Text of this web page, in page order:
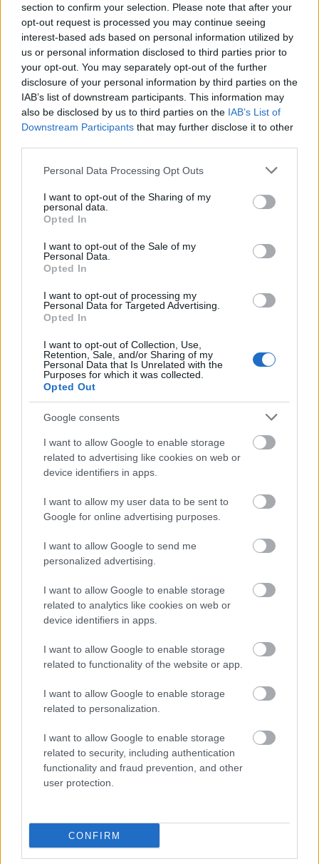
section to confirm your selection. Please note that after your
opt-out request is processed you may continue seeing
interest-based ads based on personal information utilized by
us or personal information disclosed to third parties prior to
your opt-out. You may separately opt-out of the further
disclosure of your personal information by third parties on the
IAB’s list of downstream participants. This information may
also be disclosed by us to third parties on the IAB’s List of
Downstream Participants that may further disclose it to other
Please note that this website/app uses one or more Google
not limited to your visit or usage behaviour. You may click to
grant or deny consent to Google and its third-party tags to
use your data for below specified purposes in below Google
consent section.
Personal Data Processing Opt Outs
I want to opt-out of the Sharing of my
personal data.
Opted In
I want to opt-out of the Sale of my
Personal Data.
Opted In
I want to opt-out of processing my
Personal Data for Targeted Advertising.
Opted In
I want to opt-out of Collection, Use,
Retention, Sale, and/or Sharing of my
Personal Data that Is Unrelated with the
Purposes for which it was collected.
Opted Out
Google consents
I want to allow Google to enable storage
related to advertising like cookies on web or
device identifiers in apps.
I want to allow my user data to be sent to
Google for online advertising purposes.
I want to allow Google to send me
personalized advertising.
I want to allow Google to enable storage
related to analytics like cookies on web or
device identifiers in apps.
I want to allow Google to enable storage
related to functionality of the website or app.
I want to allow Google to enable storage
related to personalization.
I want to allow Google to enable storage
related to security, including authentication
functionality and fraud prevention, and other
user protection.
CONFIRM
Egy olyan országban, ahol a hatalom napirenden
zsinórban hozhat mind újabb törvényeket a
törvénytelenségei szentesítésére, létezik még egy
ember is, akit ez meglep?!
Világnézet Netes Napló
10 éve
www.facebook.com/BiroiOnkenyEllen/
Tibor Thürmer
10 éve
Ismerős.
Csumega
10 éve
Kedves Embertársaim!!! UGYE, MI(!) "ezt" RÉGÓTA
tudjuk és érezzük is a BŐRÜNKÖN...
A cikkben "említettek"-en túl a LEGNAGYOBB(!)
SÚLYÚ az ú. n. "devizahiteles" ÁTVERÉSEK,
CSALÁSOK, RABLÁSOK "elmismásolása", azaz: A
Haza- és Népáruló Kormányzat és a seggnyaló
"ellenzék" TÖBBSZÖRÖS "bankmentő" akciói...
vmrne
@vakitfed: Egyetértek.
Angéla Gerencsér
10 éve
Mi lesz azokkal a bírákkal, akik a csalásaikkal a
korrupt döntéseikkel,- a haveroknak kedvezve, kárt
István Pethő
10 éve
Tizedik éve húzzák a kártérítési ügyemet!!! Tudják,
hogy igazam van! Tudják, hogy jár a kártérítés, de az
ügyvédre, így NEM NYERHETEK PERT! Remélem, a
SZENTKORONÁS világ ezen is változtat hamarosan!
Erre írtam a következőket: